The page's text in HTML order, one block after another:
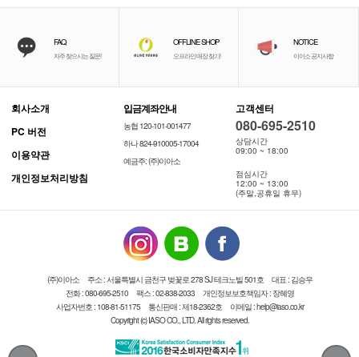
FAQ
자주 찾으시는 질문!
OFFLINE SHOP
오프라인 매장 찾기!
NOTICE
이이소 공지사항
회사소개
PC 버전
이용약관
개인정보처리방침
입금계좌안내
농협 120-101-001477
하나 824-910005-17004
예금주: (주)이아소
고객센터
080-695-2510
상담시간
09:00 ~ 18:00
점심시간
12:00 ~ 13:00
(주말,공휴일 휴무)
(주)이아소 주소 : 서울특별시 금천구 벚꽃로 278 SJ 테크노빌 501호
대표 : 김승우
전화 : 080-695-2510
팩스 : 02-838-2033
개인정보보호책임자 : 장혜영
사업자번호 : 108-81-51175
통신판매 : 제18-2362호
이메일 : help@iaso.co.kr
Copyright (c) IASO CO., LTD. All rights reserved.